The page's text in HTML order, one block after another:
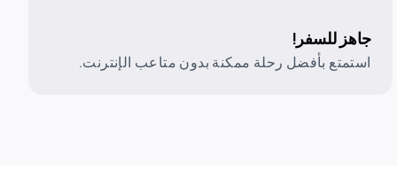
جاهز للسفر!
استمتع بأفضل رحلة ممكنة بدون متاعب الإنترنت.